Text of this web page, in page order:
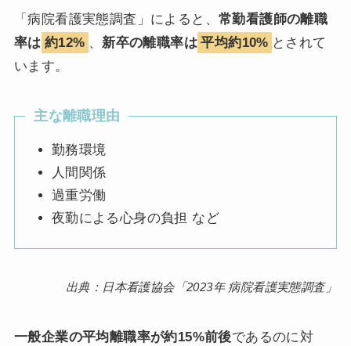
「病院看護実態調査」によると、 常勤看護師の離職
率は 約12% 、新卒の離職率は 平均約10% とされて
います。
主な離職理由
勤務環境
人間関係
過重労働
夜勤による心身の負担 など
出典：日本看護協会「2023年 病院看護実態調査」
一般企業の平均離職率が約15%前後であるのに対